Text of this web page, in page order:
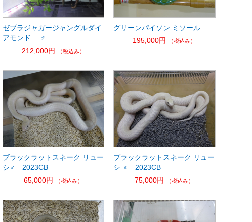
ゼブラジャガージャングルダイ
アモンド ♂
212,000円
（税込み）
グリーンパイソン ミソール
195,000円
（税込み）
ブラックラットスネーク リュー
シ♂ 2023CB
65,000円
（税込み）
ブラックラットスネーク リュー
シ ♀ 2023CB
75,000円
（税込み）